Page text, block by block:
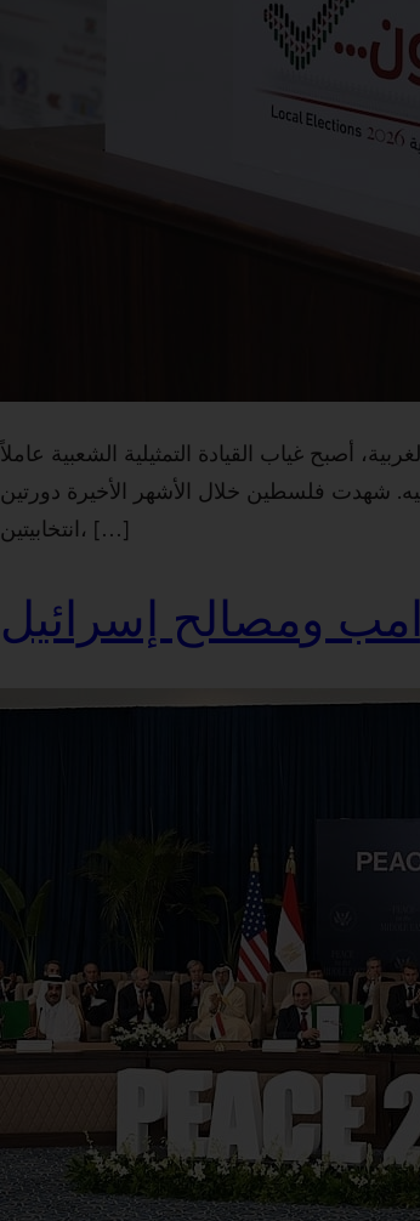
أصبح غياب القيادة التمثيلية الشعبية عاملاً
شهدت فلسطين خلال الأشهر الأخيرة دورتين
انتخابيتين، […]
ومصالح إسرائيل